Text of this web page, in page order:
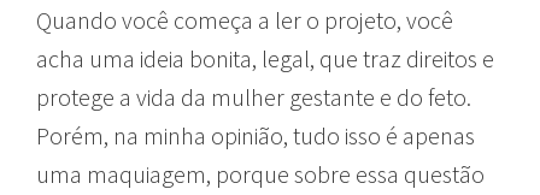
Quando você começa a ler o projeto, você
acha uma ideia bonita, legal, que traz direitos e
protege a vida da mulher gestante e do feto.
Porém, na minha opinião, tudo isso é apenas
uma maquiagem, porque sobre essa questão